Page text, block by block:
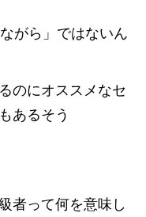
がら」ではないん
のにオススメなセ
あるそう
者って何を意味し